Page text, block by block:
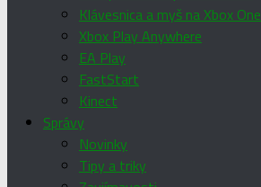
Klávesnica a myš na Xbox One
Xbox Play Anywhere
EA Play
FastStart
Kinect
Správy
Novinky
Tipy a triky